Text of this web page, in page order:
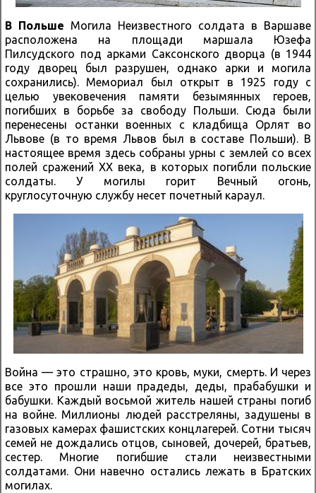
В Польше Могила Неизвестного солдата в Варшаве
расположена на площади маршала Юзефа
Пилсудского под арками Саксонского дворца (в 1944
году дворец был разрушен, однако арки и могила
сохранились). Мемориал был открыт в 1925 году с
целью увековечения памяти безымянных героев,
погибших в борьбе за свободу Польши. Сюда были
перенесены останки военных с кладбища Орлят во
Львове (в то время Львов был в составе Польши). В
настоящее время здесь собраны урны с землей со всех
полей сражений XX века, в которых погибли польские
солдаты. У могилы горит Вечный огонь,
круглосуточную службу несет почетный караул.
Война — это страшно, это кровь, муки, смерть. И через
все это прошли наши прадеды, деды, прабабушки и
бабушки. Каждый восьмой житель нашей страны погиб
на войне. Миллионы людей расстреляны, задушены в
газовых камерах фашистских концлагерей. Сотни тысяч
семей не дождались отцов, сыновей, дочерей, братьев,
сестер. Многие погибшие стали неизвестными
солдатами. Они навечно остались лежать в Братских
могилах.